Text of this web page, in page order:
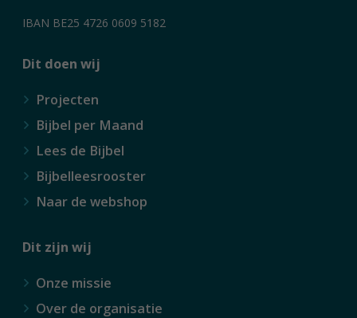
IBAN BE25 4726 0609 5182
Dit doen wij
Projecten
Bijbel per Maand
Lees de Bijbel
Bijbelleesrooster
Naar de webshop
Dit zijn wij
Onze missie
Over de organisatie